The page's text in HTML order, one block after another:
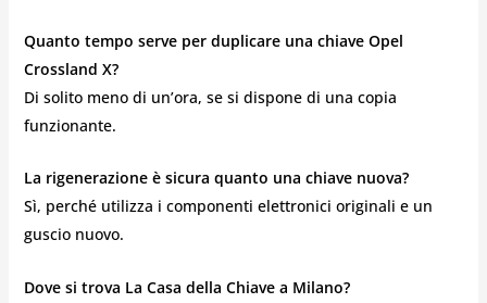
Quanto tempo serve per duplicare una chiave Opel
Crossland X?
Di solito meno di un’ora, se si dispone di una copia
funzionante.
La rigenerazione è sicura quanto una chiave nuova?
Sì, perché utilizza i componenti elettronici originali e un
guscio nuovo.
Dove si trova La Casa della Chiave a Milano?